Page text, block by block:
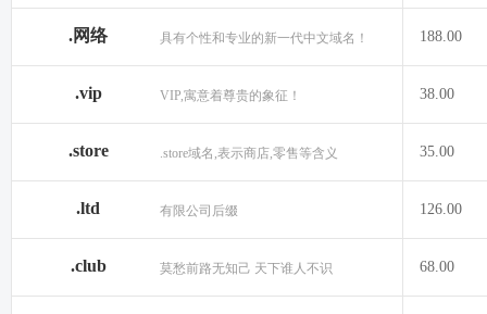
.网络 具有个性和专业的新一代中文域名！ 188.00
.vip VIP,寓意着尊贵的象征！ 38.00
.store .store域名,表示商店,零售等含义 35.00
.ltd 有限公司后缀 126.00
.club 莫愁前路无知己 天下谁人不识 68.00